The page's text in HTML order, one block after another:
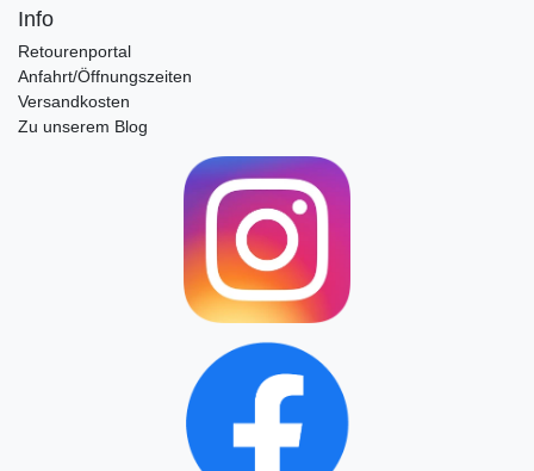
Info
Retourenportal
Anfahrt/Öffnungszeiten
Versandkosten
Zu unserem Blog